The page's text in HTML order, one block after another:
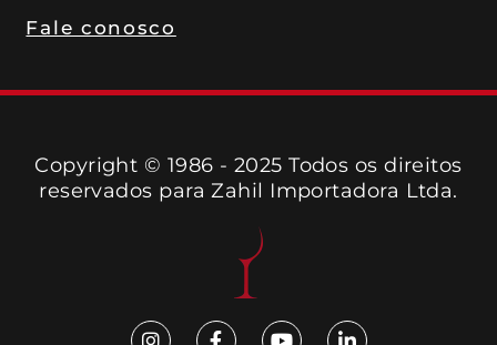
Fale conosco
Copyright © 1986 - 2025 Todos os direitos
reservados para Zahil Importadora Ltda.